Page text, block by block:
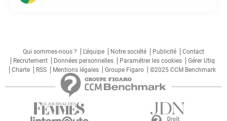
Qui sommes-nous ? L'équipe Notre société Publicité
Contact
Recrutement
Données personnelles Paramétrer les cookies
Gérer Utiq
Charte
RSS Mentions légales Groupe Figaro ©2025 CCM Benchmark